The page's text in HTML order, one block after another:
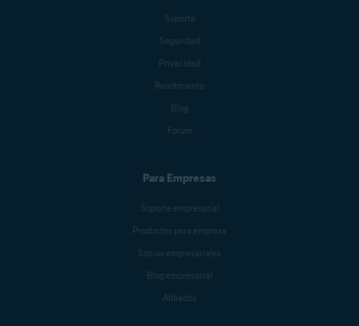
Soporte
Seguridad
Privacidad
Rendimiento
Blog
Forum
Para Empresas
Soporte empresarial
Productos para empresa
Socios empresariales
Blog empresarial
Afiliados